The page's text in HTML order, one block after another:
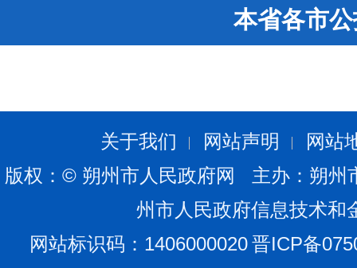
本省各市
关于我们 网站声明
网站
版权：© 朔州市人民政府网 主办：朔
州市人民政府信息技术和
网站标识码：1406000020晋ICP备